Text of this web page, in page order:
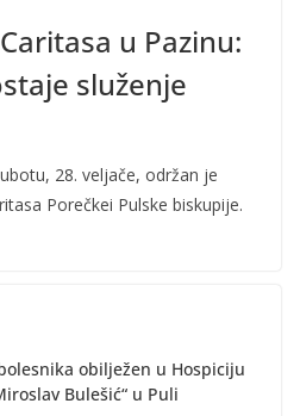
u Pazinu:
služenje
28. veljače, održan je
Porečkei Pulske biskupije.
obilježen u Hospiciju
Bulešić“ u Puli